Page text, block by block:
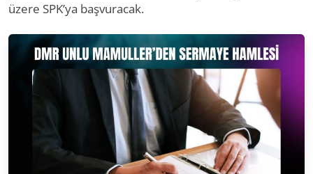
üzere SPK’ya başvuracak.